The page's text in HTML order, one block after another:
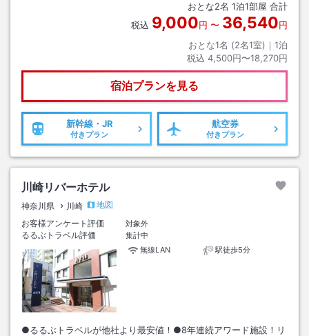
おとな2名 1泊1部屋 合計
税込 9,000円 〜 36,540円
おとな1名 (2名1室)｜ 1泊
税込 4,500円〜18,270円
宿泊プランを見る
新幹線・JR
付きプラン
航空券
付きプラン
川崎リバーホテル
神奈川県 川崎
地図
お客様アンケート評価
対象外
るるぶトラベル評価
集計中
無線LAN
駅徒歩5分
●るるぶトラベルが他社より最安値！●8年連続アワード施設！リ